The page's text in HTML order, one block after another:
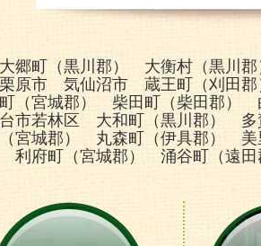
町（黒川郡） 大衡村（黒川郡
原市 気仙沼市 蔵王町（刈田
（宮城郡） 柴田町（柴田郡）
市若林区 大和町（黒川郡） 多
城郡） 丸森町（伊具郡） 美
利府町（宮城郡） 涌谷町（遠田